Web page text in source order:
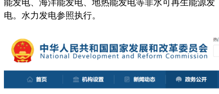
电。水力发电参照执行。